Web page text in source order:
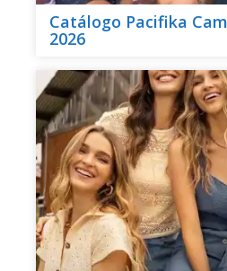
Catálogo Pacifika
2026